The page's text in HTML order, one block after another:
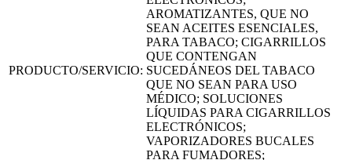
PRODUCTO/SERVICIO:
AROMATIZANTES, QUE NO
SEAN ACEITES ESENCIALES,
PARA TABACO; CIGARRILLOS
QUE CONTENGAN
SUCEDÁNEOS DEL TABACO
QUE NO SEAN PARA USO
MÉDICO; SOLUCIONES
LÍQUIDAS PARA CIGARRILLOS
ELECTRÓNICOS;
VAPORIZADORES BUCALES
PARA FUMADORES;